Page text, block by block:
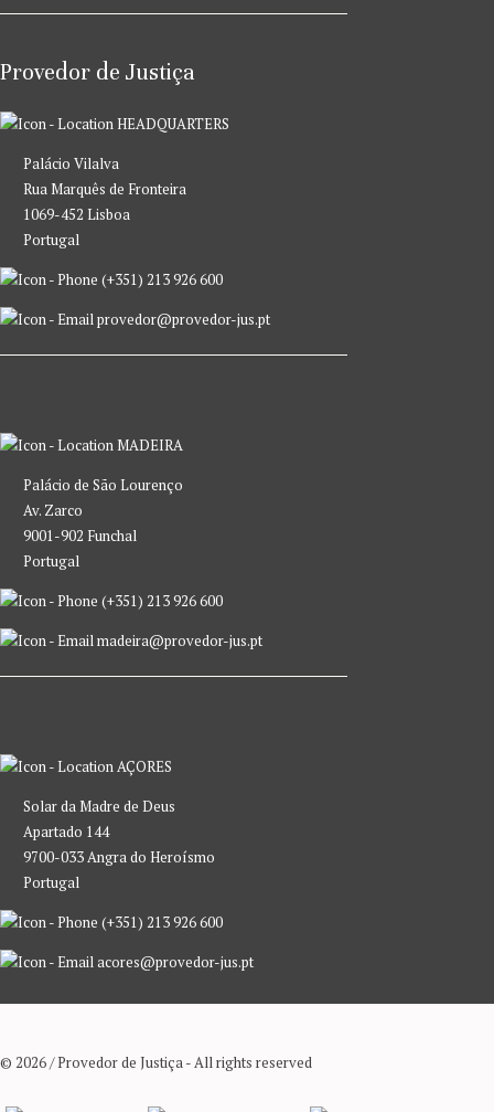
Provedor de Justiça
HEADQUARTERS
Palácio Vilalva
Rua Marquês de Fronteira
1069-452 Lisboa
Portugal
(+351) 213 926 600
provedor@provedor-jus.pt
MADEIRA
Palácio de São Lourenço
Av. Zarco
9001-902 Funchal
Portugal
(+351) 213 926 600
madeira@provedor-jus.pt
AÇORES
Solar da Madre de Deus
Apartado 144
9700-033 Angra do Heroísmo
Portugal
(+351) 213 926 600
acores@provedor-jus.pt
© 2026 / Provedor de Justiça - All rights reserved